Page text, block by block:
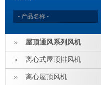
屋顶通风系列风机
离心式屋顶排风机
离心屋顶风机